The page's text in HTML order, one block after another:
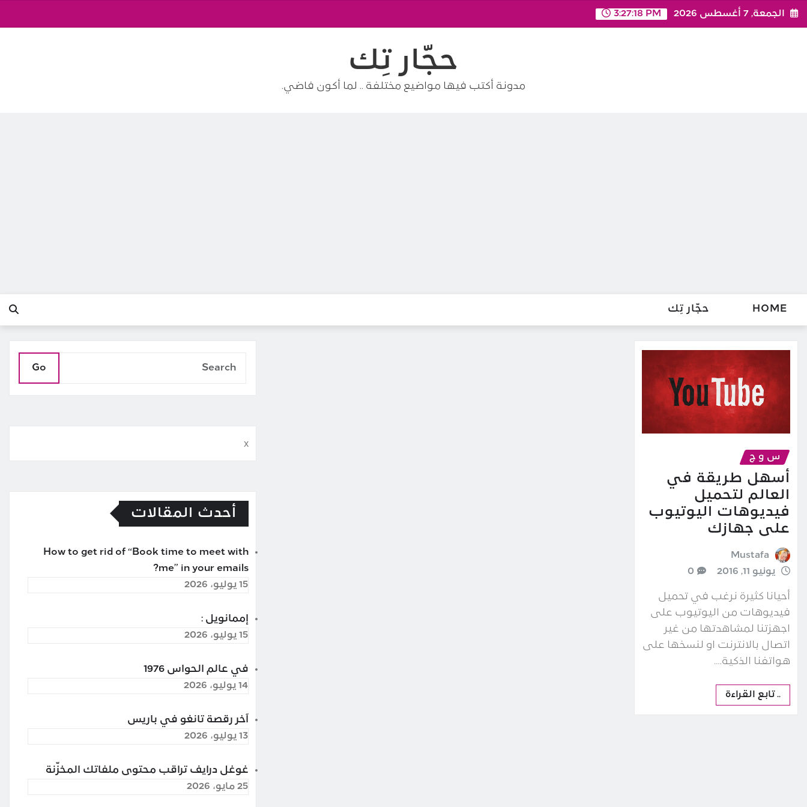
Skip
الجمعة, 7 أغسطس 2026 3:27:18 PM
حجّار تِك
مدونة أكتب فيها مواضيع مختلفة .. لما أكون فاضي.
HOME حجّار تِك
س و ج
أسهل طريقة في
العالم لتحميل
فيديوهات اليوتيوب
على جهازك
Mustafa
يونيو 11, 2016
0
أحيانا كثيرة نرغب في تحميل
فيديوهات من اليوتيوب على
اجهزتنا لمشاهدتها من غير
اتصال بالانترنت او لنسخها على
هواتفنا الذكية.…
.. تابع القراءة
Go
x
أحدث المقالات
How to get rid of “Book time to meet with
me” in your emails?
15 يوليو، 2026
إممانويل :
15 يوليو، 2026
في عالم الحواس 1976
14 يوليو، 2026
آخر رقصة تانغو في باريس
13 يوليو، 2026
غوغل درايف تراقب محتوى ملفاتك المخزّنة
25 مايو، 2026